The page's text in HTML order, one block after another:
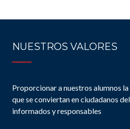
NUESTROS VALORES
Proporcionar a nuestros alumnos
que se conviertan en ciudadanos
informados y responsables